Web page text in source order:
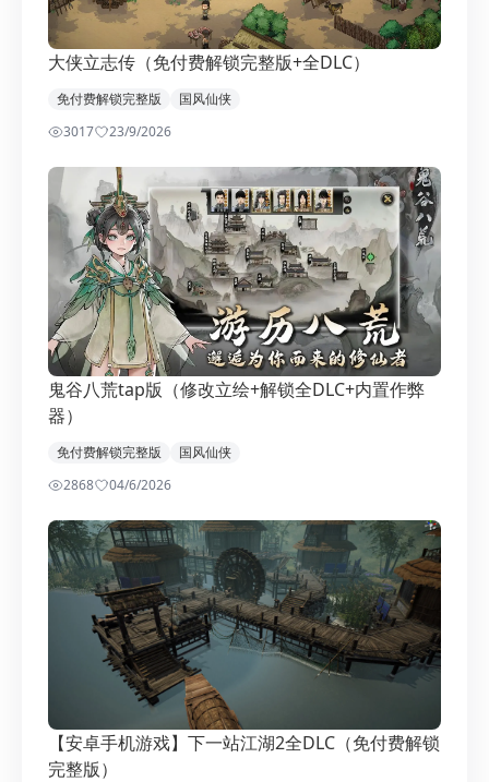
大侠立志传（免付费解锁完整版+全DLC）
免付费解锁完整版
国风仙侠
3017
23/9/2026
鬼谷八荒tap版（修改立绘+解锁全DLC+内置作弊
器）
免付费解锁完整版
国风仙侠
2868
04/6/2026
【安卓手机游戏】下一站江湖2全DLC（免付费解锁
完整版）